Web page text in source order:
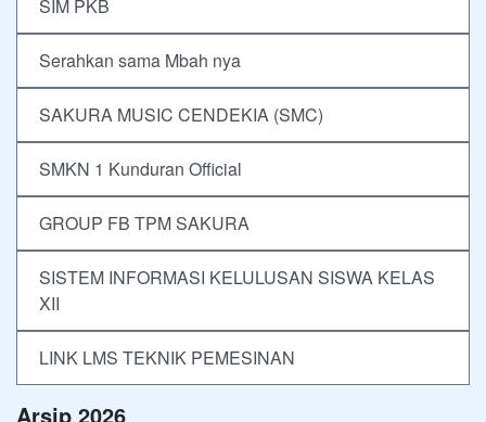
SIM PKB
Serahkan sama Mbah nya
SAKURA MUSIC CENDEKIA (SMC)
SMKN 1 Kunduran Official
GROUP FB TPM SAKURA
SISTEM INFORMASI KELULUSAN SISWA KELAS
XII
LINK LMS TEKNIK PEMESINAN
Arsip 2026